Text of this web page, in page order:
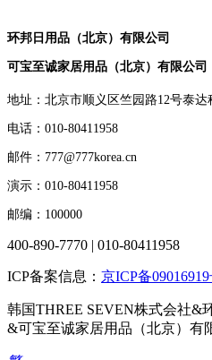
环邦日用品（北京）有限公司
可宝至诚家居用品（北京）有限公司
地址：北京市顺义区竺园路12号泰达
电话：010-80411958
邮件：777@777korea.cn
演示：010-80411958
邮编：100000
400-890-7770 | 010-80411958
ICP备案信息： 京ICP备
韩国THREE SEVEN株式会社&
&可宝至诚家居用品（北京）有